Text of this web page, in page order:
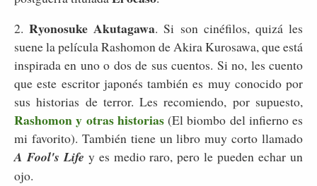
2.Ryonosuke Akutagawa. Si son cinéfilos, quizá les
suene la película Rashomon de Akira Kurosawa, que está
inspirada en uno o dos de sus cuentos. Si no, les cuento
que este escritor japonés también es muy conocido por
sus historias de terror. Les recomiendo, por supuesto,
Rashomon y otras historias (El biombo del infierno es
mi favorito). También tiene un libro muy corto llamado
A Fool's Life y es medio raro, pero le pueden echar un
ojo.